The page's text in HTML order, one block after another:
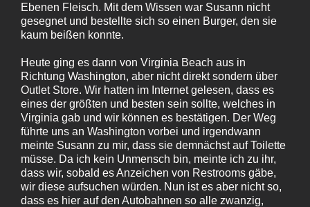
Ebenen Fleisch. Mit dem Wissen war Susann nicht
gesegnet und bestellte sich so einen Burger, den sie
kaum beißen konnte.
Heute ging es dann von Virginia Beach aus in
Richtung Washington, aber nicht direkt sondern über
Outlet Store. Wir hatten im Internet gelesen, dass es
eines der größten und besten sein sollte, welches in
Virginia gab und wir können es bestätigen. Der Weg
führte uns an Washington vorbei und irgendwann
meinte Susann zu mir, dass sie demnächst auf Toilette
müsse. Da ich kein Unmensch bin, meinte ich zu ihr,
dass wir, sobald es Anzeichen von Restrooms gäbe,
wir diese aufsuchen würden. Nun ist es aber nicht so,
dass es hier auf den Autobahnen so alle zwanzig,